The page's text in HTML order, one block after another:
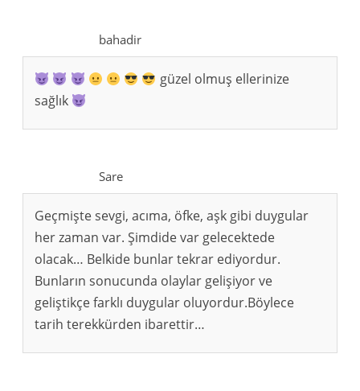
bahadir
güzel olmuş ellerinize
sağlık
Sare
Geçmişte sevgi, acıma, öfke, aşk gibi duygular
her zaman var. Şimdide var gelecektede
olacak… Belkide bunlar tekrar ediyordur.
Bunların sonucunda olaylar gelişiyor ve
geliştikçe farklı duygular oluyordur.Böylece
tarih terekkürden ibarettir…